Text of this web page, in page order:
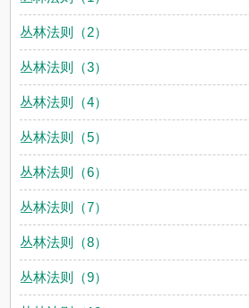
丛林法则（2）
丛林法则（3）
丛林法则（4）
丛林法则（5）
丛林法则（6）
丛林法则（7）
丛林法则（8）
丛林法则（9）